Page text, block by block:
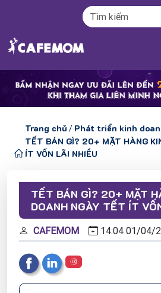
Trang chủ / Phát triển kinh
TẾT BÁN GÌ? 20+ MẶT HÀNG
ÍT VỐN LÃI NHIỀU
TẾT BÁN GÌ? 20+ MẶT
DOANH NGÀY TẾT ÍT
CAFEMOM 14:04 01/04/